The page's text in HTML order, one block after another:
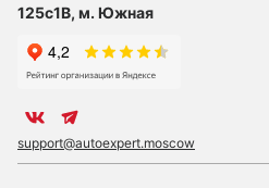
125с1В, м. Южная
support@autoexpert.moscow